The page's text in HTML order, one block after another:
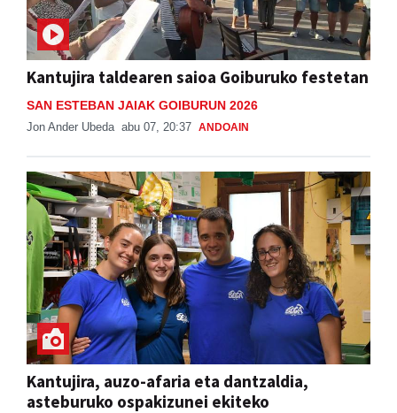
Kantujira taldearen saioa Goiburuko festetan
SAN ESTEBAN JAIAK GOIBURUN 2026
Jon Ander Ubeda abu 07, 20:37 ANDOAIN
Kantujira, auzo-afaria eta dantzaldia,
asteburuko ospakizunei ekiteko